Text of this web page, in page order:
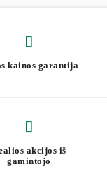
kg
kainos garantija
akcijos iš
gamintojo